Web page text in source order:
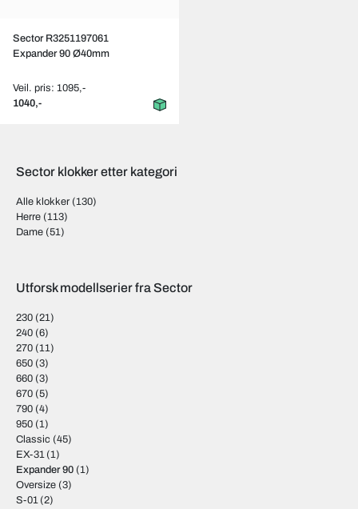
Sector R3251197061
Expander 90 Ø40mm
Veil. pris: 1095,-
1040,-
Sector klokker etter kategori
Alle klokker (130)
Herre (113)
Dame (51)
Utforsk modellserier fra Sector
230 (21)
240 (6)
270 (11)
650 (3)
660 (3)
670 (5)
790 (4)
950 (1)
Classic (45)
EX-31(1)
Expander 90 (1)
Oversize (3)
S-01(2)